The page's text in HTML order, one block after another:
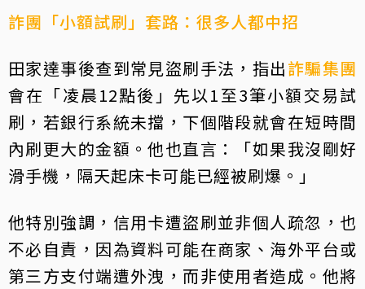
詐團「小額試刷」套路：很多人都中招
田家達事後查到常見盜刷手法，指出詐騙集團
會在「凌晨12點後」先以1至3筆小額交易試
刷，若銀行系統未擋，下個階段就會在短時間
內刷更大的金額。他也直言：「如果我沒剛好
滑手機，隔天起床卡可能已經被刷爆。」
他特別強調，信用卡遭盜刷並非個人疏忽，也
不必自責，因為資料可能在商家、海外平台或
第三方支付端遭外洩，而非使用者造成。他將